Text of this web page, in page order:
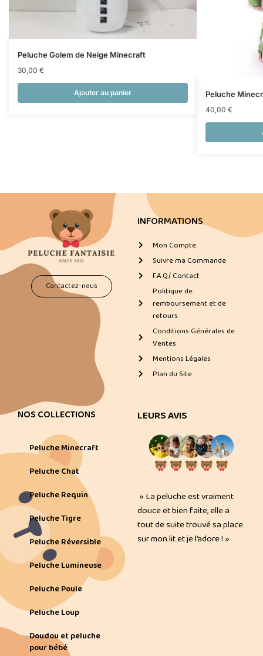
Peluche Golem de Neige Minecraft
30,00 €
Ajouter au panier Peluche
40,00 €
Contactez-nous
INFORMATIONS
Mon Compte
Suivre ma Commande
F.A.Q/ Contact
Politique de
remboursement et de
retours
Conditions Générales de
Ventes
Mentions Légales
Plan du Site
NOS COLLECTIONS
Peluche Minecraft
Peluche Chat
Peluche Requin
Peluche Tigre
Peluche Réversible
Peluche Lumineuse
Peluche Poule
Peluche Loup
Doudou et peluche
pour bébé
LEURS AVIS
» La peluche est vraiment
douce et bien faite, elle a
tout de suite trouvé sa place
sur mon lit et je l’adore ! »